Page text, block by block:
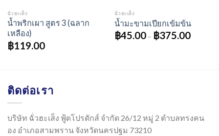
ฉั่วฮะเส็ง
น้ำพริกเผา สูตร 3 (ฉลาก
เหลือง)
฿119.00
ฉั่วฮะเส็ง
น้ำมะขามเปียกเข้มข้น
฿45.00– ฿375.00
ติดต่อเรา
บริษัท ฉั่วฮะเส็ง ฟู้ดโปรดักส์ จำกัด 26/12 หมู่ 2 ตำบลทรงคน
อง อำเภอสามพราน จังหวัดนครปฐม 73210